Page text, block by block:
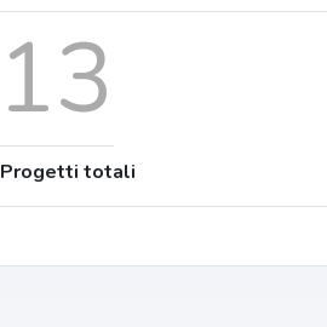
13
Progetti totali